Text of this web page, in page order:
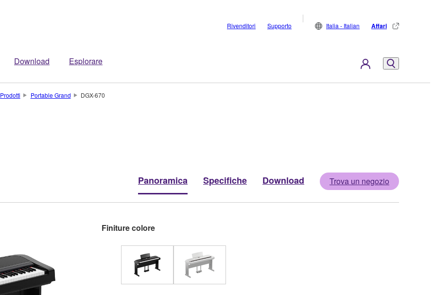
Download Esplorare
Rivenditori Supporto Italia - Italian Affari
Prodotti Portable Grand DGX-670
Panoramica Specifiche Download Trova un negozio
Finiture colore